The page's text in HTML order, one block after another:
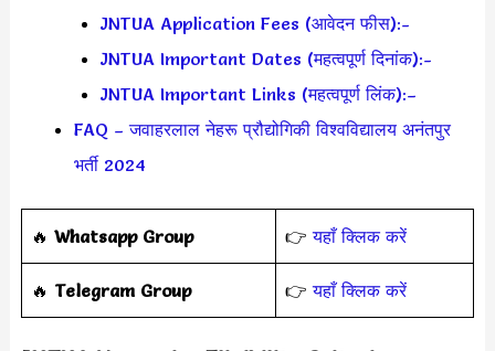
JNTUA Application Fees (आवेदन फीस):-
JNTUA Important Dates (महत्वपूर्ण दिनांक):-
JNTUA Important Links (महत्वपूर्ण लिंक):–
FAQ – जवाहरलाल नेहरू प्रौद्योगिकी विश्वविद्यालय अनंतपुर
भर्ती 2024
‎️‍🔥 Whatsapp Group 👉यहाँ क्लिक करें
‎️‍🔥 Telegram Group 👉यहाँ क्लिक करें